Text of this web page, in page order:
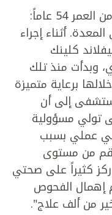
وحول تجربته، قال المريض البالغ من العمر 54 عاماً:
أثناء إجراء
كلينك
وبدأت منذ تلك
برعاية متميزة
إلى أن
تولي مسؤولية
عملي بسبب
من مستوى
كثيراً على صحتي
إهمال الفحوص
من ألف علاج".